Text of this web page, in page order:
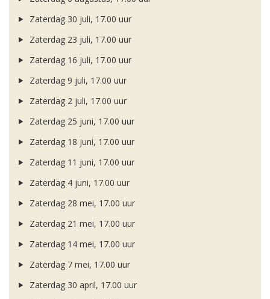
Zaterdag 30 juli, 17.00 uur
Zaterdag 23 juli, 17.00 uur
Zaterdag 16 juli, 17.00 uur
Zaterdag 9 juli, 17.00 uur
Zaterdag 2 juli, 17.00 uur
Zaterdag 25 juni, 17.00 uur
Zaterdag 18 juni, 17.00 uur
Zaterdag 11 juni, 17.00 uur
Zaterdag 4 juni, 17.00 uur
Zaterdag 28 mei, 17.00 uur
Zaterdag 21 mei, 17.00 uur
Zaterdag 14 mei, 17.00 uur
Zaterdag 7 mei, 17.00 uur
Zaterdag 30 april, 17.00 uur